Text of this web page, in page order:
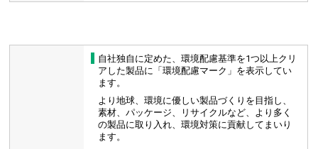
コード長が長いため、コンセントから離れた車に載せた
ポータブル電源の充電に最適です。
輸入品プラグも差せる
自社独自に定めた、環境配慮基準を1つ以上クリ
アした製品に「環境配慮マーク」を表示してい
ます。
より地球、環境に優しい製品づくりを目指し、
素材、パッケージ、リサイクルなど、より多く
の製品に取り入れ、環境対策に貢献してまいり
ます。